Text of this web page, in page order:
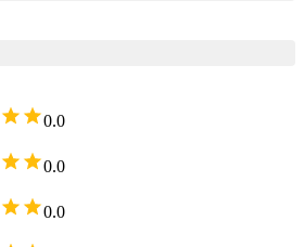
0.0
0.0
0.0